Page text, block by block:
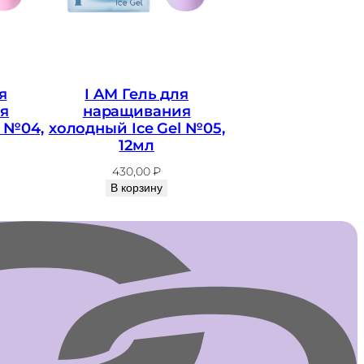
№04,
I AM Гель для
наращивания
холодный Ice Gel №05,
12мл
430,00₽
В корзину